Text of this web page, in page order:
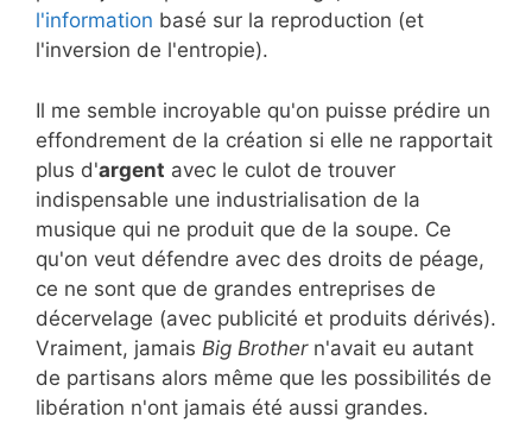
l'information basé sur la reproduction (et
l'inversion de l'entropie).
Il me semble incroyable qu'on puisse prédire un
effondrement de la création si elle ne rapportait
plus d'argent avec le culot de trouver
indispensable une industrialisation de la
musique qui ne produit que de la soupe. Ce
qu'on veut défendre avec des droits de péage,
ce ne sont que de grandes entreprises de
décervelage (avec publicité et produits dérivés).
Vraiment, jamais Big Brothern'avait eu autant
de partisans alors même que les possibilités de
libération n'ont jamais été aussi grandes.